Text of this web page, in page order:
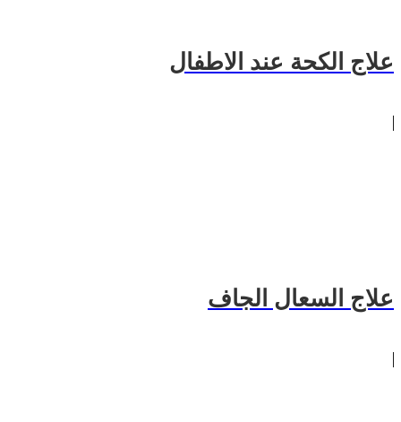
علاج الكحة عند الاطفال
علاج السعال الجاف